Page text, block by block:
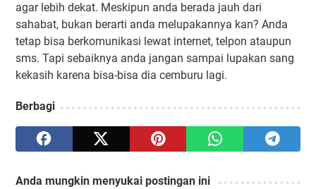
agar lebih dekat. Meskipun anda berada jauh dari
sahabat, bukan berarti anda melupakannya kan? Anda
tetap bisa berkomunikasi lewat internet, telpon ataupun
sms. Tapi sebaiknya anda jangan sampai lupakan sang
kekasih karena bisa-bisa dia cemburu lagi.
Berbagi
Anda mungkin menyukai postingan ini